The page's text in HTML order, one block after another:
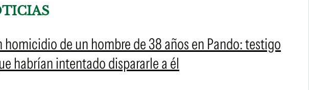
homicidio de un hombre de 38 años en Pando: testigo
habrían intentado dispararle a él